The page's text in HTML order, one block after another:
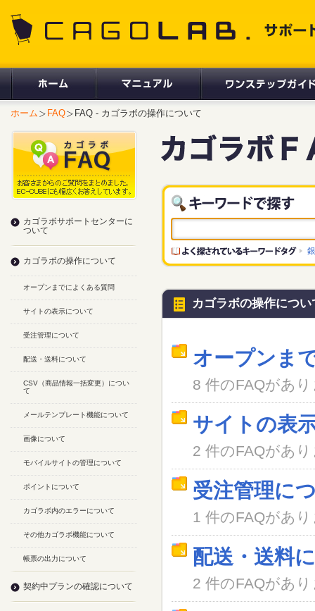
ホーム FAQ FAQ - カゴラボの操作について
カゴラボの操作につい
オープンま
8 件のFAQがあ
サイトの表
2 件のFAQがあ
受注管理に
1 件のFAQがあ
配送・送料
2 件のFAQがあ
カゴラボサポートセンターに
ついて
カゴラボの操作について
オープンまでによくある質問
サイトの表示について
受注管理について
配送・送料について
CSV（商品情報一括変更）につい
て
メールテンプレート機能について
画像について
モバイルサイトの管理について
ポイントについて
カゴラボ内のエラーについて
その他カゴラボ機能について
帳票の出力について
契約中プランの確認について